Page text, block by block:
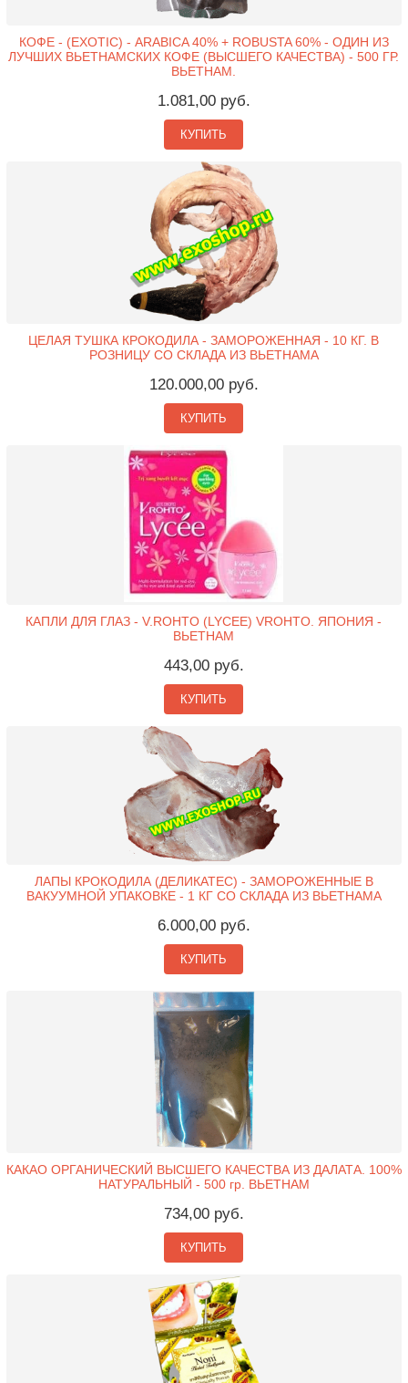
КОФЕ - (EXOTIC) - ARABICA 40% + ROBUSTA 60% - ОДИН ИЗ
ЛУЧШИХ ВЬЕТНАМСКИХ КОФЕ (ВЫСШЕГО КАЧЕСТВА) - 500 ГР.
ВЬЕТНАМ.
1.081,00 руб.
КУПИТЬ
ЦЕЛАЯ ТУШКА КРОКОДИЛА - ЗАМОРОЖЕННАЯ - 10 КГ. В
РОЗНИЦУ СО СКЛАДА ИЗ ВЬЕТНАМА
120.000,00 руб.
КУПИТЬ
КАПЛИ ДЛЯ ГЛАЗ - V.ROHTO (LYCEE) VROHTO. ЯПОНИЯ -
ВЬЕТНАМ
443,00 руб.
КУПИТЬ
ЛАПЫ КРОКОДИЛА (ДЕЛИКАТЕС) - ЗАМОРОЖЕННЫЕ В
ВАКУУМНОЙ УПАКОВКЕ - 1 КГ СО СКЛАДА ИЗ ВЬЕТНАМА
6.000,00 руб.
КУПИТЬ
КАКАО ОРГАНИЧЕСКИЙ ВЫСШЕГО КАЧЕСТВА ИЗ ДАЛАТА. 100%
НАТУРАЛЬНЫЙ - 500 гр. ВЬЕТНАМ
734,00 руб.
КУПИТЬ